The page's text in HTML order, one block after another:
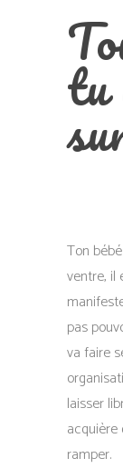
tu
Ton
ventre, il
pas
va faire
laisser
ramper.